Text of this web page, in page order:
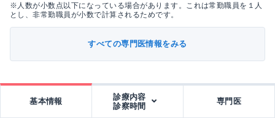
※人数が小数点以下になっている場合があります。これは常勤職員を１人
とし、非常勤職員が小数で計算されるためです。
すべての専門医情報をみる
基本情報
診療内容
診察時間
専門医